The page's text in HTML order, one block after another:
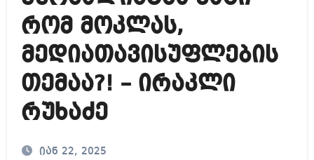
რომ მოკლას,
მედიათავისუფლების
თემაა?! – ირაკლი
რუხაძე
იან 22, 2025